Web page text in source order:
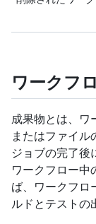
ワークフ
成果物とは、ワ
またはファイル
ジョブの完了後
ワークフロー中
ば、ワークフロ
ルドとテストの